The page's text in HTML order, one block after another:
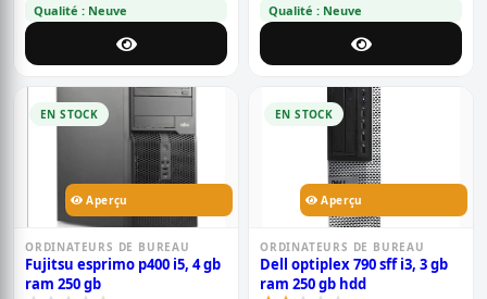
Qualité : Neuve Qualité : Neuve
EN STOCK
Aperçu
ORDINATEURS DE BUREAU
Fujitsu esprimo p400 i5, 4 gb
ram 250 gb
EN STOCK
Aperçu
ORDINATEURS DE BUREAU
Dell optiplex 790 sff i3, 3 gb
ram 250 gb hdd